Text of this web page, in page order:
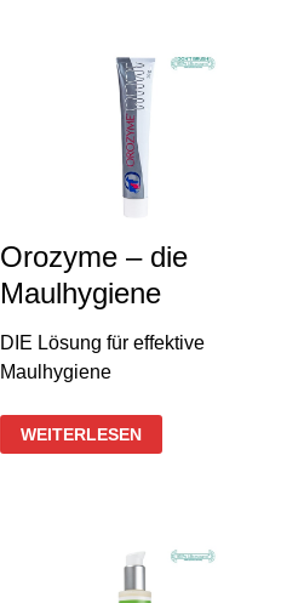
Orozyme – die
Maulhygiene
DIE Lösung für effektive
Maulhygiene
OROZYME
–
WEITERLESEN